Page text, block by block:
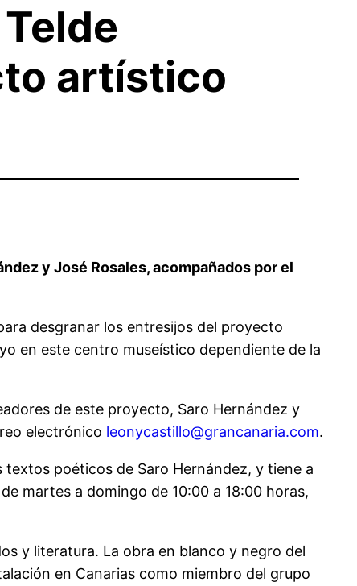
artístico
y José Rosales, acompañados por el
desgranar los entresijos del proyecto
en este centro museístico dependiente de la
de este proyecto, Saro Hernández y
electrónico leonycastillo@grancanaria.com.
textos poéticos de Saro Hernández, y tiene a
martes a domingo de 10:00 a 18:00 horas,
y literatura. La obra en blanco y negro del
en Canarias como miembro del grupo